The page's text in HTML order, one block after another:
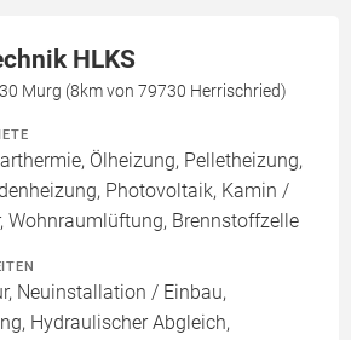
HLKS
Murg (8km von 79730 Herrischried)
Ölheizung, Pelletheizung,
Photovoltaik, Kamin /
Wohnraumlüftung, Brennstoffzelle
Neuinstallation / Einbau,
Hydraulischer Abgleich,